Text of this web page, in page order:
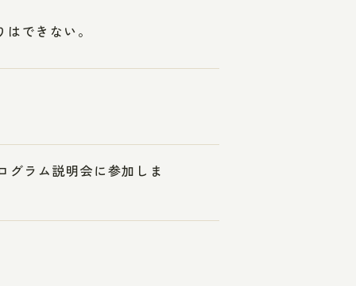
できない。
グラム説明会に参加しま